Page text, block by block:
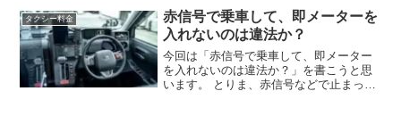
内のタクシー運賃の値上げを国に要請
し、その内容が普通車タ...
タクシー料金
赤信号で乗車して、即メーターを
入れないのは違法か？
今回は「赤信号で乗車して、即メーター
を入れないのは違法か？」を書こうと思
います。 とりま、赤信号などで止まって